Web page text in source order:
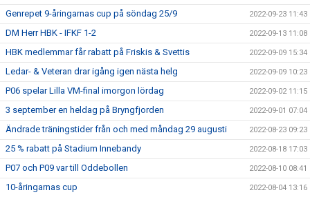
Genrepet 9-åringarnas cup på söndag 25/9 2022-09-23 11:43
DM Herr HBK - IFKF 1-2 2022-09-13 11:08
HBK medlemmar får rabatt på Friskis & Svettis 2022-09-09 15:34
Ledar- & Veteran drar igång igen nästa helg 2022-09-09 10:23
P06 spelar Lilla VM-final imorgon lördag 2022-09-02 11:15
3 september en heldag på Bryngfjorden 2022-09-01 07:04
Ändrade träningstider från och med måndag 29 augusti 2022-08-23 09:23
25 % rabatt på Stadium Innebandy 2022-08-18 17:03
P07 och P09 var till Oddebollen 2022-08-10 08:41
10-åringarnas cup 2022-08-04 13:16